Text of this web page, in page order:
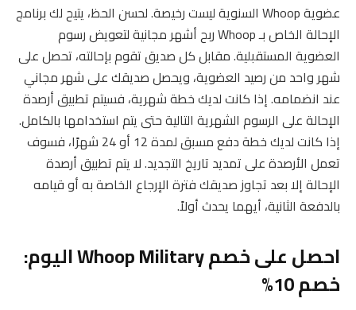
عضوية Whoop السنوية ليست رخيصة. لحسن الحظ، يتيح لك برنامج
الإحالة الخاص بـ Whoop ربح أشهر مجانية لتعويض رسوم
العضوية المستقبلية. مقابل كل صديق تقوم بإحالته، تحصل على
شهر واحد من رصيد العضوية، ويحصل صديقك على شهر مجاني
عند انضمامه. إذا كانت لديك خطة شهرية، فسيتم تطبيق أرصدة
الإحالة على الرسوم الشهرية التالية حتى يتم استخدامها بالكامل.
إذا كانت لديك خطة دفع مسبق لمدة 12 أو 24 شهرًا، فسوف
تعمل الأرصدة على تمديد تاريخ التجديد. لا يتم تطبيق أرصدة
الإحالة إلا بعد تجاوز صديقك فترة الإرجاع الخاصة به أو قيامه
بالدفعة الثانية، أيهما يحدث أولاً.
احصل على خصم Whoop Military اليوم:
خصم 10%